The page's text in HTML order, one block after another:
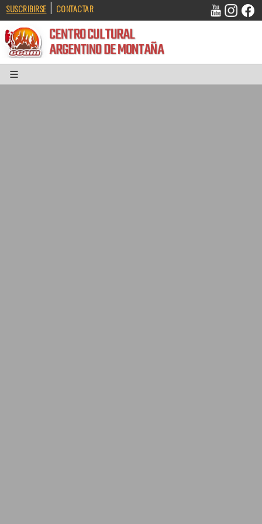
SUSCRIBIRSE | CONTACTAR
CENTRO CULTURAL
ARGENTINO DE MONTAÑA